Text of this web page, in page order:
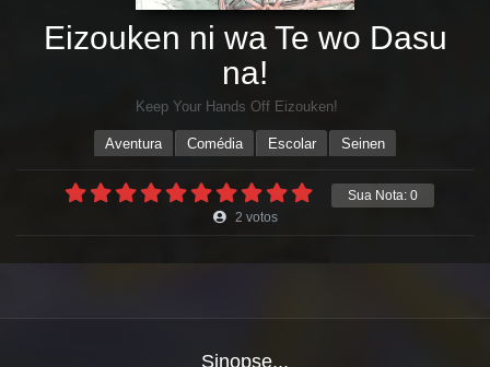
Eizouken ni wa Te wo Dasu
na!
Keep Your Hands Off Eizouken!
Aventura Comédia Escolar Seinen
Sua Nota: 0
2 votos
Sinopse...